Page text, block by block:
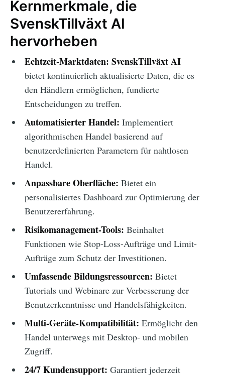
Kernmerkmale, die
SvenskTillväxt AI
hervorheben
Echtzeit-Marktdaten: SvenskTillväxt AI
bietet kontinuierlich aktualisierte Daten, die es
den Händlern ermöglichen, fundierte
Entscheidungen zu treffen.
Automatisierter Handel: Implementiert
algorithmischen Handel basierend auf
benutzerdefinierten Parametern für nahtlosen
Handel.
Anpassbare Oberfläche: Bietet ein
personalisiertes Dashboard zur Optimierung der
Benutzererfahrung.
Risikomanagement-Tools: Beinhaltet
Funktionen wie Stop-Loss-Aufträge und Limit-
Aufträge zum Schutz der Investitionen.
Umfassende Bildungsressourcen: Bietet
Tutorials und Webinare zur Verbesserung der
Benutzerkenntnisse und Handelsfähigkeiten.
Multi-Geräte-Kompatibilität: Ermöglicht den
Handel unterwegs mit Desktop- und mobilen
Zugriff.
24/7 Kundensupport: Garantiert jederzeit